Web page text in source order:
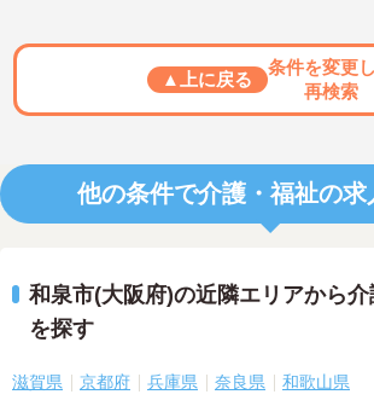
▲上に戻る
条件を変更
再検索
他の条件で介護・福祉の求
和泉市(大阪府)の近隣エリアから
を探す
滋賀県 京都府 兵庫県 奈良県 和歌山県